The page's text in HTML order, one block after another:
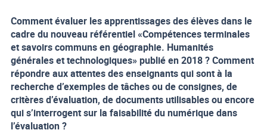
Comment évaluer les apprentissages des élèves dans le
cadre du nouveau référentiel «Compétences terminales
et savoirs communs en géographie. Humanités
générales et technologiques» publié en 2018 ? Comment
répondre aux attentes des enseignants qui sont à la
recherche d’exemples de tâches ou de consignes, de
critères d’évaluation, de documents utilisables ou encore
qui s’interrogent sur la faisabilité du numérique dans
l’évaluation ?